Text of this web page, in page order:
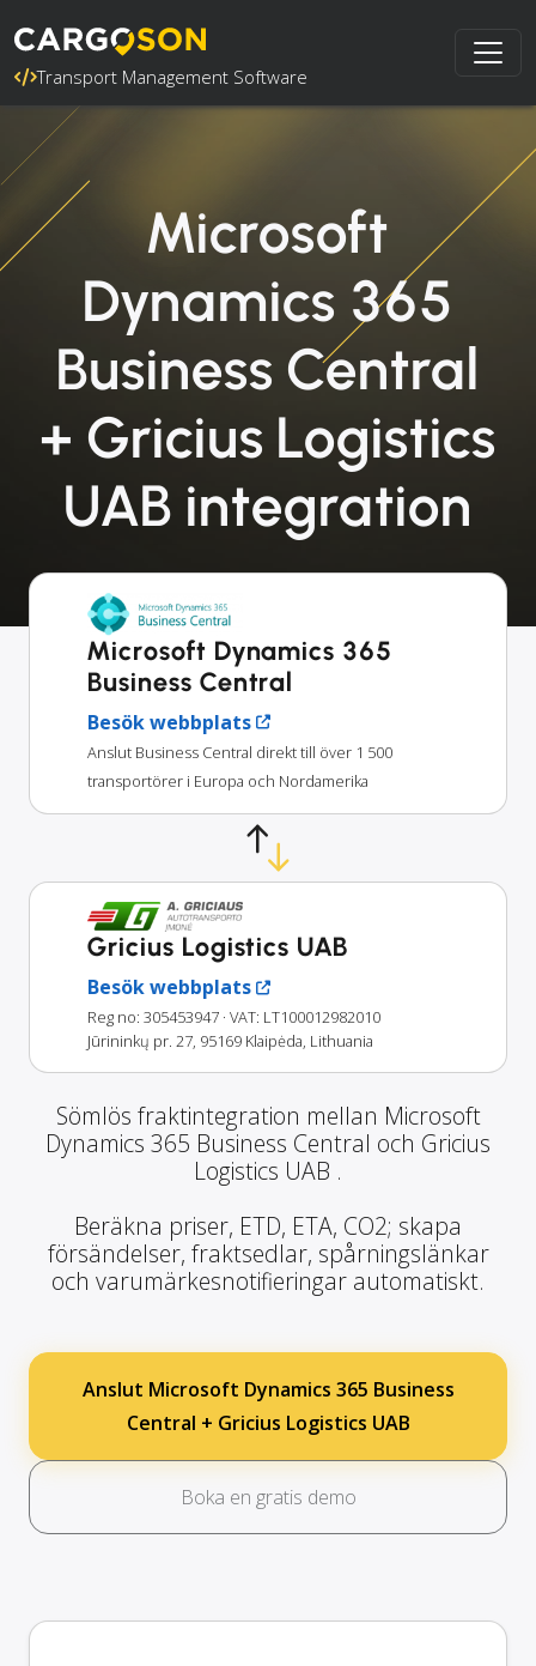
Transport Management Software
Microsoft
Dynamics 365
Business Central
+ Gricius Logistics
UAB integration
Microsoft Dynamics 365
Business Central
Besök webbplats
Anslut Business Central direkt till över 1 500
transportörer i Europa och Nordamerika
Gricius Logistics UAB
Besök webbplats
Reg no: 305453947 · VAT: LT100012982010
Jūrininkų pr. 27, 95169 Klaipėda, Lithuania
Sömlös fraktintegration mellan Microsoft
Dynamics 365 Business Central och Gricius
Logistics UAB .
Beräkna priser, ETD, ETA, CO2; skapa
försändelser, fraktsedlar, spårningslänkar
och varumärkesnotifieringar automatiskt.
Anslut Microsoft Dynamics 365 Business
Central + Gricius Logistics UAB
Boka en gratis demo